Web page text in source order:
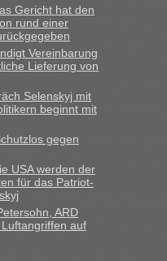
An welchem
der Ukraine geht es am
wie geplant am Montag
los gegen 5 Uhr in der
super bis zur Grenze. Nur
Re: An welchem
der Ukraine geht es am
Grenze Richtung Polen
ging dann
Pass dabei waren“
Gericht hat den
rund einer
Vereinbarung
Lieferung von
Selenskyj mit
beginnt mit
gegen
USA werden der
für das Patriot-
ARD
auf